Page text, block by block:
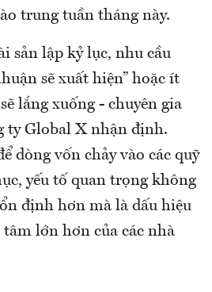
trung tuần tháng này.
sản lập kỷ lục, nhu cầu
sẽ xuất hiện” hoặc ít
lắng xuống - chuyên gia
ty Global X nhận định.
dòng vốn chảy vào các quỹ
yếu tố quan trọng không
định hơn mà là dấu hiệu
lớn hơn của các nhà